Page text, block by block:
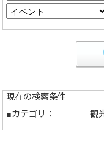
現在の検索条件
■カテゴリ：
観